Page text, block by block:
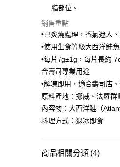
台新國際商業銀行
台灣樂天信用卡公司
元大商業銀行
台新國際商業銀行
台灣樂天信用卡公司
ATM付款
貨到付款
運送方式
每筆NT$150，滿
冷凍宅配-抗凍紙箱裝(可
每筆NT$150，滿
每筆NT$180，滿
脂部位。
銷售重點
•已炙燒處理，香氣迷人
•使用生食等級大西洋鮭
•每片7g±1g，每片長約
合壽司專業用途
•解凍即用，適合壽司店
原料產地：挪威、法羅群
內容物：大西洋鮭（
料理方式：退冰即食
商品相關分類 (4)